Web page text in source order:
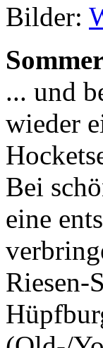
Bilder:
... und
wieder
Bei
eine
Riesen-